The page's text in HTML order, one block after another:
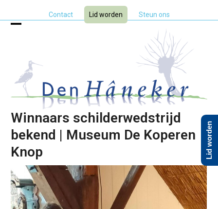
Contact Lid worden Steun ons
menu
menu
Winnaars schilderwedstrijd
bekend | Museum De Koperen
Knop
Lid worden